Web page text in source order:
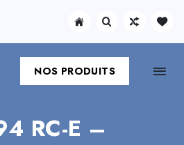
NOS PRODUITS
RC-E –